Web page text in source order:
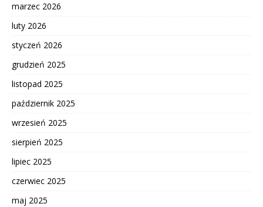
marzec 2026
luty 2026
styczeń 2026
grudzień 2025
listopad 2025
październik 2025
wrzesień 2025
sierpień 2025
lipiec 2025
czerwiec 2025
maj 2025